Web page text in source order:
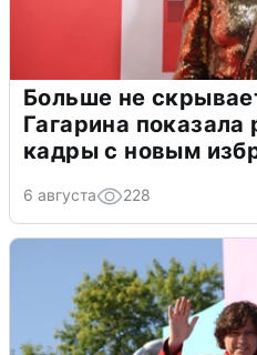
Больше не
Гагарина
кадры с новым
6 августа 228